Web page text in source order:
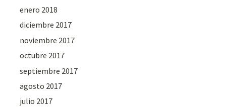
enero 2018
diciembre 2017
noviembre 2017
octubre 2017
septiembre 2017
agosto 2017
julio 2017